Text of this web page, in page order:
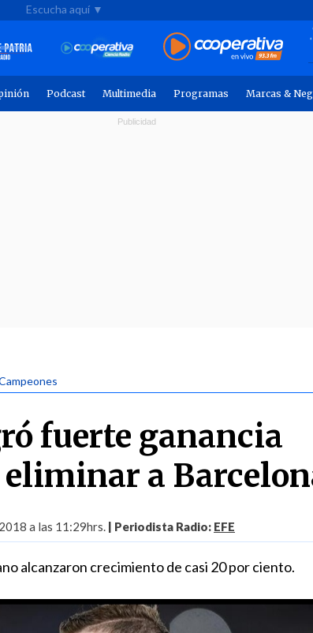
Escucha aquí ▼
Podcast Multimedia Programas Marcas &
fuerte ganancia
a
a las 11:29hrs. | Periodista Radio: EFE
alcanzaron crecimiento de casi 20 por ciento.